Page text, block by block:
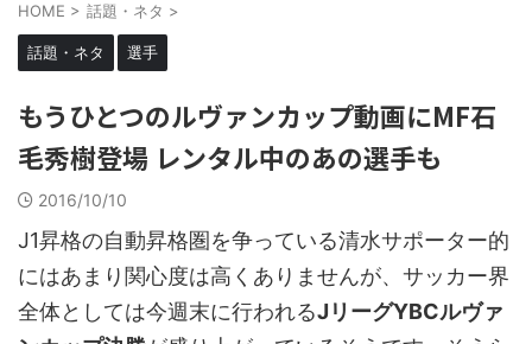
HOME > 話題・ネタ >
話題・ネタ 選手
もうひとつのルヴァンカップ動画にMF石
毛秀樹登場 レンタル中のあの選手も
2016/10/10
J1昇格の自動昇格圏を争っている清水サポーター的
にはあまり関心度は高くありませんが、サッカー界
全体としては今週末に行われるJリーグYBCルヴァ